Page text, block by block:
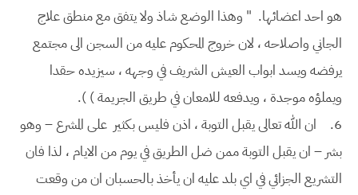
هو احد اعضائها. " وهذا الوضع شاذ ولا يتفق مع منطق علاج
الجاني واصلاحه ، لان خروج المحكوم عليه من السجن الى مجتمع
يرفضه ويسد ابواب العيش الشريف في وجهه ، سيزيده حقدا
ويملؤه موجدة ، ويدفعه للامعان في طريق الجريمة ) ).
6.
ان الله تعالى يقبل التوبة ، اذن فليس بكثير على المشرع – وهو
بشر – ان يقبل التوبة ممن ضل الطريق في يوم من الايام ، لذا فان
التشريع الجزائي في اي بلد عليه ان يأخذ بالحسبان ان من وقعت